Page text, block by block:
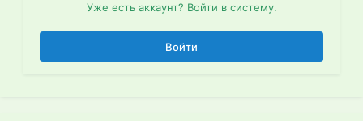
Уже есть аккаунт? Войти в систему.
Войти